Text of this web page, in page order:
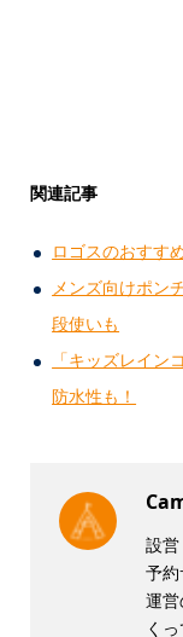
関連記事
ロゴスのおすす
メンズ向けポン
段使いも
「キッズレイン
防水性も！
設
予約
運
く